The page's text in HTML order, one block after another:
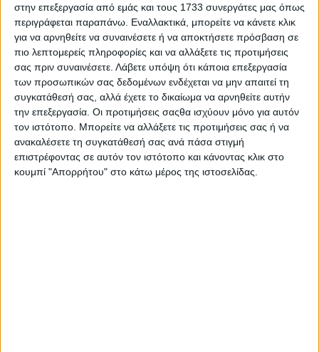
στην επεξεργασία από εμάς και τους 1733 συνεργάτες μας όπως
περιγράφεται παραπάνω. Εναλλακτικά, μπορείτε να κάνετε κλικ
για να αρνηθείτε να συναινέσετε ή να αποκτήσετε πρόσβαση σε
πιο λεπτομερείς πληροφορίες και να αλλάξετε τις προτιμήσεις
σας πριν συναινέσετε. Λάβετε υπόψη ότι κάποια επεξεργασία
των προσωπικών σας δεδομένων ενδέχεται να μην απαιτεί τη
συγκατάθεσή σας, αλλά έχετε το δικαίωμα να αρνηθείτε αυτήν
την επεξεργασία. Οι προτιμήσεις σαςθα ισχύουν μόνο για αυτόν
τον ιστότοπο. Μπορείτε να αλλάξετε τις προτιμήσεις σας ή να
ανακαλέσετε τη συγκατάθεσή σας ανά πάσα στιγμή
επιστρέφοντας σε αυτόν τον ιστότοπο και κάνοντας κλικ στο
κουμπί "Απορρήτου" στο κάτω μέρος της ιστοσελίδας.
απόκτησης αυξάνεται στα 30.490 ευρώ. Το νέο
μοντέλο συνοδεύεται από εγγύηση 12 ετών (7
χρόνια εργοστασιακή εγγύηση Chery και 5 χρόνια
επέκταση εγγύησης από το Spanos Group).
ΕΤΙΚΕΤΕΣ
Ελληνική αγορά , Chery , Chery Tiggo 7
Chery Tiggo 7 Hybrid